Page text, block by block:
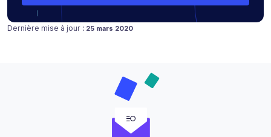
Dernière mise à jour : Publié le
25 mars 2020